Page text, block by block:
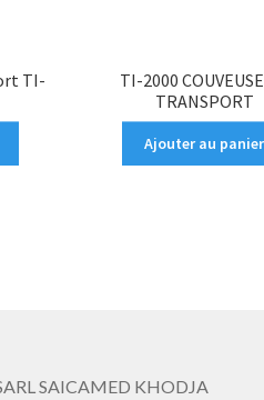
TI-
TI-2000
TRANSPORT
Ajouter au panier
SAICAMED KHODJA